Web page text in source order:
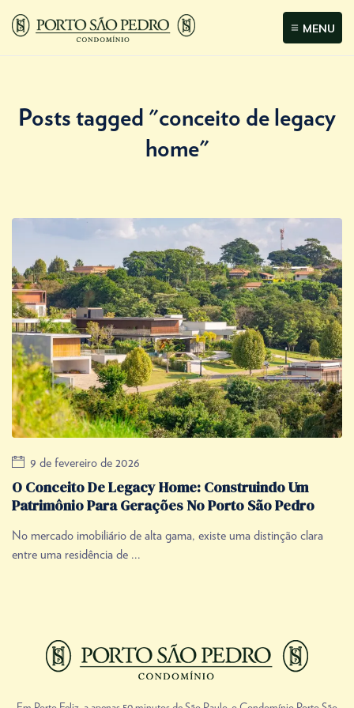
MENU
Posts tagged "conceito de legacy
home"
9 de fevereiro de 2026
O Conceito De Legacy Home: Construindo Um
Patrimônio Para Gerações No Porto São Pedro
No mercado imobiliário de alta gama, existe uma distinção clara
entre uma residência de ...